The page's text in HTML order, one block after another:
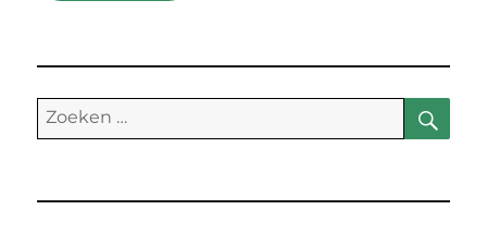
Zoeken
naar: